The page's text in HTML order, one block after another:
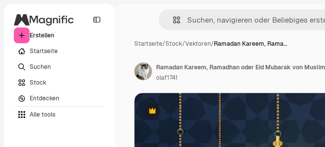
Erstellen
Startseite
Suchen
Stock
Entdecken
Alle tools
Startseite/Stock/Vektoren/Ramadan Kareem, Rama…
Premium
olaf1741